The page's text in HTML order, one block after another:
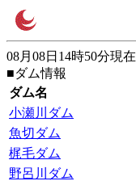
08月08日14時50分現在
■ダム情報
ダム名
小瀬川ダム
魚切ダム
梶毛ダム
野呂川ダム